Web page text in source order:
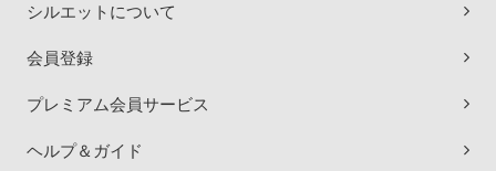
シルエットについて
会員登録
プレミアム会員サービス
ヘルプ＆ガイド